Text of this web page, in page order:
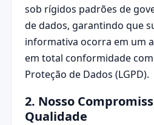
sob rígidos padrões de
de dados, garantindo que
informativa ocorra em um
em total conformidade com
Proteção de Dados (LGPD).
2. Nosso
Qualidade